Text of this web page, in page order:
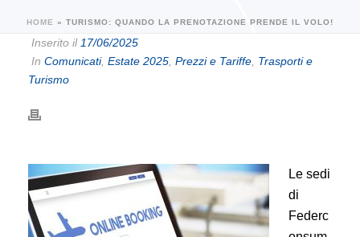
HOME » TURISMO: QUANDO LA PRENOTAZIONE PRENDE IL VOLO!
Inserito il 17/06/2025
In Comunicati, Estate 2025 Prezzi e Tariffe Trasporti e
Turismo
Le sedi
di
Federc